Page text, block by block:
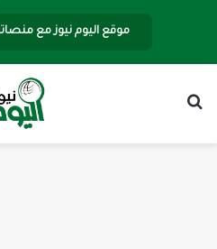
موقع اليوم نيوز مع